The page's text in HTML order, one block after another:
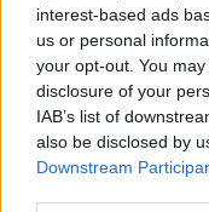
interest-based ads
us or personal
your opt-out. You
disclosure of your
IAB’s list of
also be disclosed by
Downstream